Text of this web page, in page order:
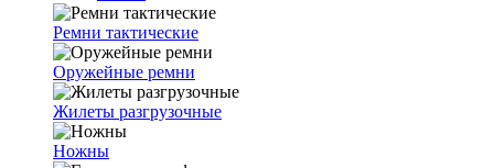
Ремни тактические
Оружейные ремни
Жилеты разгрузочные
Ножны